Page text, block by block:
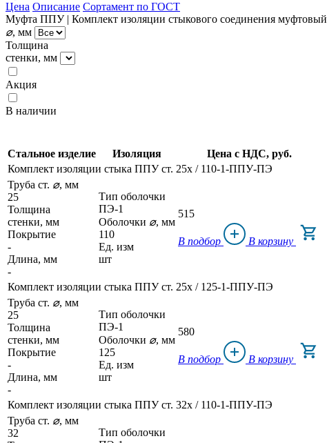
Цена Описание Сортамент по ГОСТ
Муфта ППУ | Комплект изоляции стыкового соединения муфтовый
⌀, мм
Толщина
стенки, мм
Акция
В наличии
Стальное изделие Изоляция
Цена с НДС, руб.
Комплект изоляции стыка ППУ ст. 25x / 110-1-ППУ-ПЭ
Труба ст. ⌀, мм
25
Толщина
стенки, мм
Покрытие
-
Длина, мм
-
Тип оболочки
ПЭ-1
Оболочки ⌀, мм
110
Ед. изм
шт
515
В подбор В корзину
Комплект изоляции стыка ППУ ст. 25x / 125-1-ППУ-ПЭ
Труба ст. ⌀, мм
25
Толщина
стенки, мм
Покрытие
-
Длина, мм
-
Тип оболочки
ПЭ-1
Оболочки ⌀, мм
125
Ед. изм
шт
580
В подбор В корзину
Комплект изоляции стыка ППУ ст. 32x / 110-1-ППУ-ПЭ
Труба ст. ⌀, мм
32
Тип оболочки